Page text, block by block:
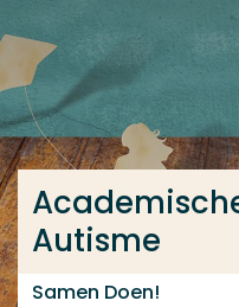
Ga direct naar de content
... > Medewerkers
Autisme
Samen Doen!
Veel gezocht
Opleiding
Contact